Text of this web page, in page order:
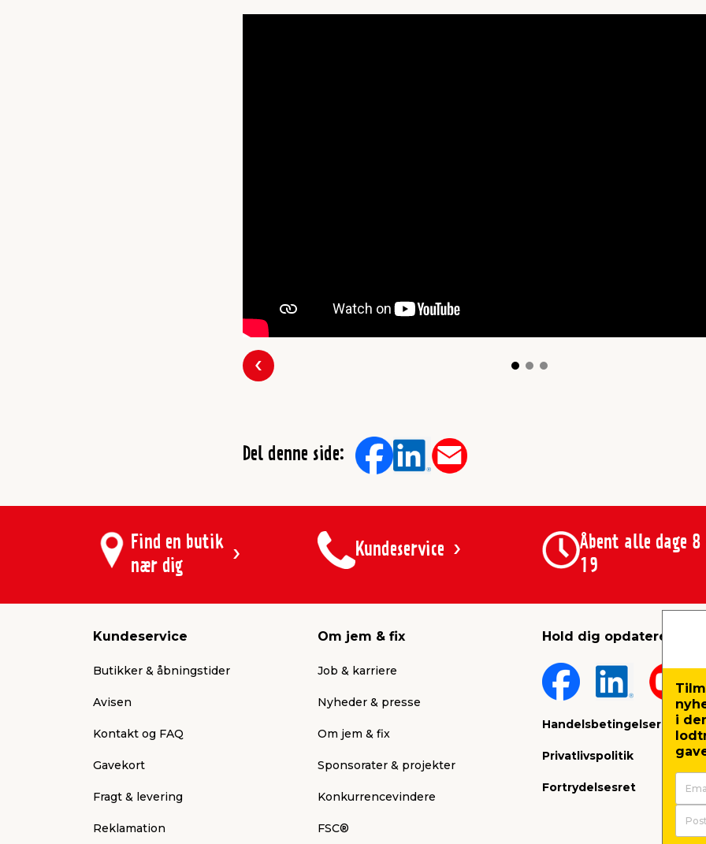
Forrige
Del denne side:
Find en butik
nær dig
Kundeservice
Åbent alle dage
19
Kundeservice
Butikker & åbningstider
Avisen
Kontakt og FAQ
Gavekort
Fragt & levering
Reklamation
Om jem & fix
Job & karriere
Nyheder & presse
Om jem & fix
Sponsorater & projekter
Konkurrencevindere
FSC®
Hold dig opdateret
Handelsbetingelser
Privatlivspolitik
Fortrydelsesret
i